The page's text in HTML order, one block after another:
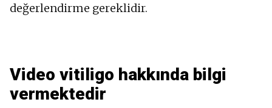
değerlendirme gereklidir.
Video vitiligo hakkında bilgi
vermektedir